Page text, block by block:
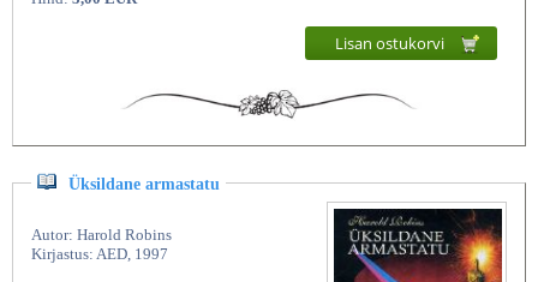
Lisan ostukorvi
Üksildane armastatu
Autor: Harold Robins
Kirjastus: AED, 1997